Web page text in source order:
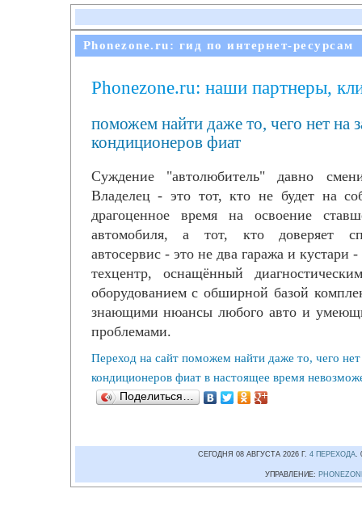
Phonezone.ru: гид по интернет-ресурсам
Phonezone.ru: наши партнеры,
поможем найти даже то, чего нет на
кондиционеров фиат
Суждение "автолюбитель" давно
Владелец - это тот, кто не будет на
драгоценное время на освоение
автомобиля, а тот, кто доверяет
автосервис - это не два гаража и кустари
техцентр, оснащённый
оборудованием с обширной базой
знающими нюансы любого авто и
проблемами.
Переход на сайт поможем найти даже то, чего нет
кондиционеров фиат в настоящее время
Поделиться…
СЕГОДНЯ 08 АВГУСТА 2026 Г. 4 ПЕРЕХОДА.
УПРАВЛЕНИЕ: